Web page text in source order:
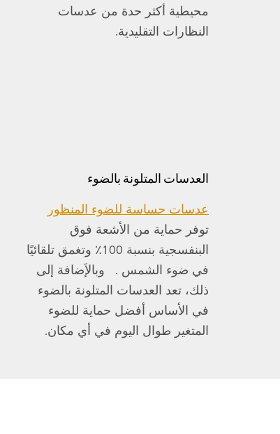
محيطية أكثر حدة من عدسات
النظارات التقليدية.
العدسات المتلونة بالضوء
عدسات حساسة للضوء المنظور
توفر حماية من الأشعة فوق
البنفسجية بنسبة 100٪ وتغمق تلقائيًا
في ضوء الشمس . وبالإَضافة إلى
ذلك، تعد العدسات المتلونة بالضوء
في الأساس أفضل حماية للضوء
المتغير طوال اليوم في أي مكان.